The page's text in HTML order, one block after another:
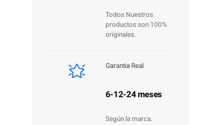
Todos Nuestros
productos son 100%
originales.
Garantia Real
6-12-24 meses
Según la marca.